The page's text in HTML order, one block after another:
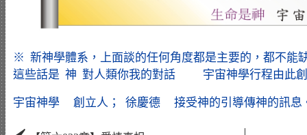
※ 新神學體系，上面談的任何角度都是主要的，都不能
這些話是 神 對人類你我的對話 宇宙神學行程由此創
宇宙神學 創立人； 徐慶德 接受神的引導傳神的訊息